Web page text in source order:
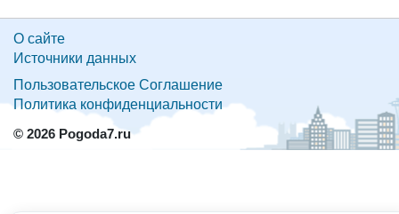
О сайте
Источники данных
Пользовательское Соглашение
Политика конфиденциальности
© 2026 Pogoda7.ru